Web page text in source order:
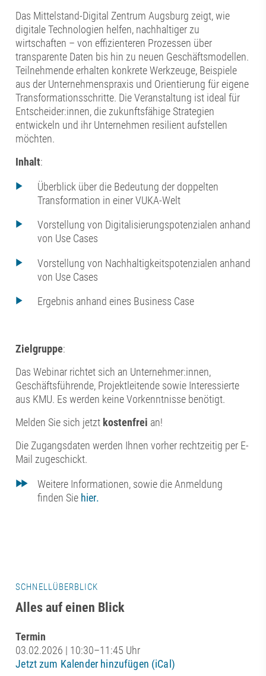
Das Mittelstand-Digital Zentrum Augsburg zeigt, wie
digitale Technologien helfen, nachhaltiger zu
wirtschaften – von effizienteren Prozessen über
transparente Daten bis hin zu neuen Geschäftsmodellen.
Teilnehmende erhalten konkrete Werkzeuge, Beispiele
aus der Unternehmenspraxis und Orientierung für eigene
Transformationsschritte. Die Veranstaltung ist ideal für
Entscheider:innen, die zukunftsfähige Strategien
entwickeln und ihr Unternehmen resilient aufstellen
möchten.​
Inhalt:
Überblick über die Bedeutung der doppelten
Transformation in einer VUKA-Welt​
Vorstellung von Digitalisierungspotenzialen anhand
von Use Cases​
Vorstellung von Nachhaltigkeitspotenzialen anhand
von Use Cases​
Ergebnis anhand eines Business Case​
Zielgruppe:
Das Webinar richtet sich an Unternehmer:innen​,
Geschäftsführende​, Projektleitende​ sowie Interessierte
aus KMU. Es werden keine Vorkenntnisse benötigt​.
Melden Sie sich jetzt kostenfrei an!​
Die Zugangsdaten werden Ihnen vorher rechtzeitig per E-
Mail zugeschickt.
Weitere Informationen, sowie die Anmeldung
finden Sie hier.
SCHNELLÜBERBLICK
Alles auf einen Blick
Termin
03.02.2026 | 10:30–11:45 Uhr
Jetzt zum Kalender hinzufügen (iCal)